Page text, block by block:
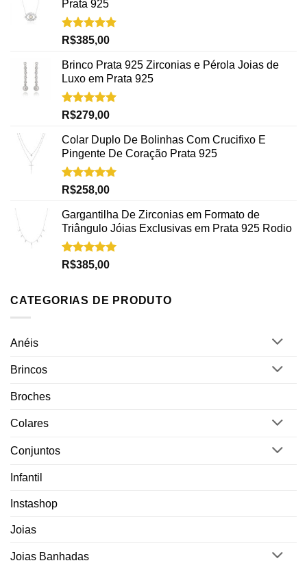
Prata 925
Avaliação
R$385,00
Brinco Prata 925 Zirconias e Pérola Joias de
Luxo em Prata 925
Avaliação
R$279,00
Colar Duplo De Bolinhas Com Crucifixo E
Pingente De Coração Prata 925
Avaliação
R$258,00
Gargantilha De Zirconias em Formato de
Triângulo Jóias Exclusivas em Prata 925 Rodio
Avaliação
R$385,00
CATEGORIAS DE PRODUTO
Anéis
Brincos
Broches
Colares
Conjuntos
Infantil
Instashop
Joias
Joias Banhadas